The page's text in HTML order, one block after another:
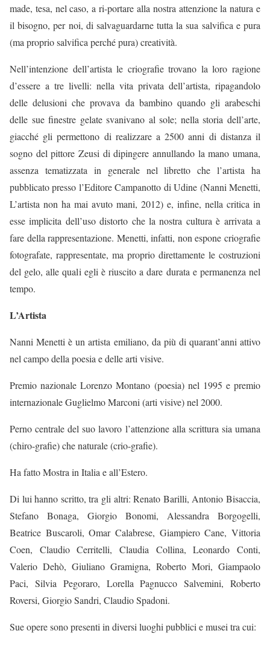
made, tesa, nel caso, a ri-portare alla nostra attenzione la natura e
il bisogno, per noi, di salvaguardarne tutta la sua salvifica e pura
(ma proprio salvifica perché pura) creatività.
Nell’intenzione dell’artista le criografietrovano la loro ragione
d’essere a tre livelli: nella vita privata dell’artista, ripagandolo
delle delusioni che provava da bambino quando gli arabeschi
delle sue finestre gelate svanivano al sole; nella storia dell’arte,
giacché gli permettono di realizzare a 2500 anni di distanza il
sogno del pittore Zeusi di dipingere annullando la mano umana,
assenza tematizzata in generale nel libretto che l’artista ha
pubblicato presso l’Editore Campanotto di Udine (Nanni Menetti,
L’artista non ha mai avuto mani, 2012) e, infine, nella critica in
esse implicita dell’uso distorto che la nostra cultura è arrivata a
fare dellarappresentazione. Menetti, infatti, non esponecriografie
fotografate, rappresentate, ma proprio direttamente le costruzioni
del gelo, alle quali egli è riuscito a dare durata e permanenza nel
tempo.
L’Artista
Nanni Menettiè un artista emiliano, da più di quarant’anni attivo
nel campo della poesia e delle arti visive.
Premio nazionale Lorenzo Montano (poesia) nel 1995 e premio
internazionale Guglielmo Marconi (arti visive) nel 2000.
Perno centrale del suo lavoro l’attenzione alla scrittura sia umana
(chiro-grafie) che naturale (crio-grafie).
Ha fatto Mostra in Italia e all’Estero.
Di lui hanno scritto, tra gli altri: Renato Barilli, Antonio Bisaccia,
Stefano Bonaga, Giorgio Bonomi, Alessandra Borgogelli,
Beatrice Buscaroli, Omar Calabrese, Giampiero Cane, Vittoria
Coen, Claudio Cerritelli, Claudia Collina, Leonardo Conti,
Valerio Dehò, Giuliano Gramigna, Roberto Mori, Giampaolo
Paci, Silvia Pegoraro, Lorella Pagnucco Salvemini, Roberto
Roversi, Giorgio Sandri, Claudio Spadoni.
Sue opere sono presenti in diversi luoghi pubblici e musei tra cui: